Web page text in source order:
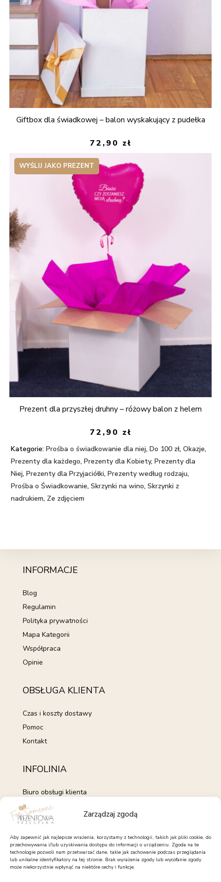
Zarządzaj zgodą
Aby zapewnić jak najlepsze wrażenia, korzystamy z technologii, takich jak pliki cookie, do
przechowywania i/lub uzyskiwania dostępu do informacji o urządzeniu. Zgoda na te
technologie pozwoli nam przetwarzać dane, takie jak zachowanie podczas przeglądania
lub unikalne identyfikatory na tej stronie. Brak wyrażenia zgody lub wycofanie zgody
może niekorzystnie wpłynąć na niektóre cechy i funkcje.
Giftbox dla świadkowej – balon wyskakujący z pudełka
72,90 zł
WYŚLIJ JAKO PREZENT
Prezent dla przyszłej druhny – różowy balon z helem
72,90 zł
Kategorie: Prośba o świadkowanie dla niej,Do 100 zł,Okazje,
Prezenty dla każdego,Prezenty dla Kobiety,Prezenty dla
Niej,Prezenty dla Przyjaciółki,Prezenty według rodzaju,
Prośba o Świadkowanie,Skrzynki na wino,Skrzynki z
nadrukiem, Ze zdjęciem
INFORMACJE
Blog
Regulamin
Polityka prywatności
Mapa Kategorii
Współpraca
Opinie
OBSŁUGA KLIENTA
Czas i koszty dostawy
Pomoc
Kontakt
INFOLINIA
Biuro obsługi klienta
+48 735 843 843
pon. - pt. 7:00 - 15:00
kontakt@forsomeone.pl